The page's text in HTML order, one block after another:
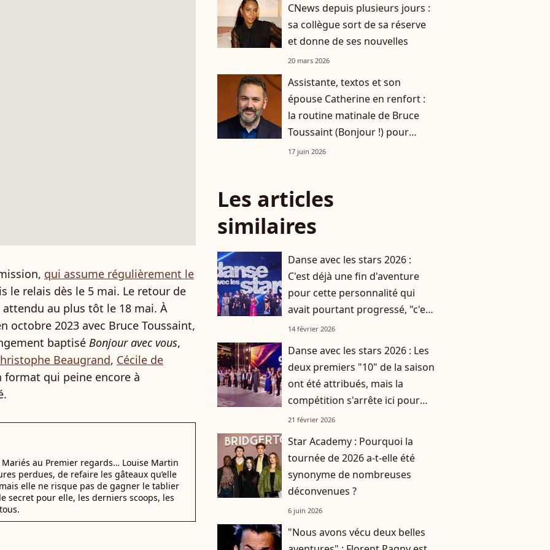
qui assume régulièrement le
le relais dès le 5 mai. Le retour de
au plus tôt le 18 mai. À
octobre 2023 avec Bruce Toussaint,
baptisé Bonjour avec vous,
Beaugrand, Cécile de
format qui peine encore à
au Premier regards… Louise Martin
perdues, de refaire les gâteaux qu’elle
elle ne risque pas de gagner le tablier
secret pour elle, les derniers scoops, les
CNews depuis plusieurs jours :
sa collègue sort de sa réserve
et donne de ses nouvelles
20 mars 2026
Assistante, textos et son
épouse Catherine en renfort :
la routine matinale de Bruce
Toussaint (Bonjour !) pour
éviter la panne d'oreiller
17 juin 2026
Les articles
similaires
Danse avec les stars 2026 :
C'est déjà une fin d'aventure
pour cette personnalité qui
avait pourtant progressé, "c'est
presque dommage"
14 février 2026
Danse avec les stars 2026 : Les
deux premiers "10" de la saison
ont été attribués, mais la
compétition s'arrête ici pour
cette personnalité
21 février 2026
Star Academy : Pourquoi la
tournée de 2026 a-t-elle été
synonyme de nombreuses
déconvenues ?
6 juin 2026
"Nous avons vécu deux belles